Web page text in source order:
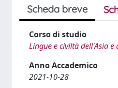
Scheda breve
Corso di studio
Lingue e civiltà dell'Asia
Anno Accademico
2021-10-28